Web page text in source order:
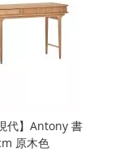
代】Antony 書
原木色